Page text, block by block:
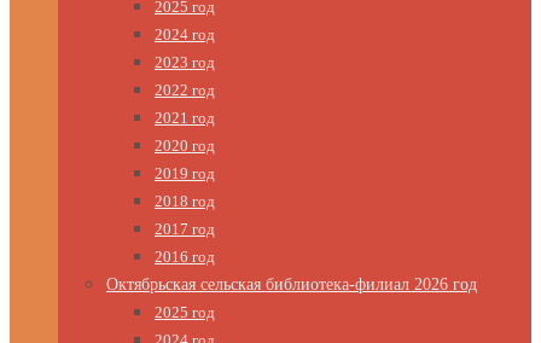
2025 год
2024 год
2023 год
2022 год
2021 год
2020 год
2019 год
2018 год
2017 год
2016 год
Октябрьская сельская библиотека-филиал 2026 год
2025 год